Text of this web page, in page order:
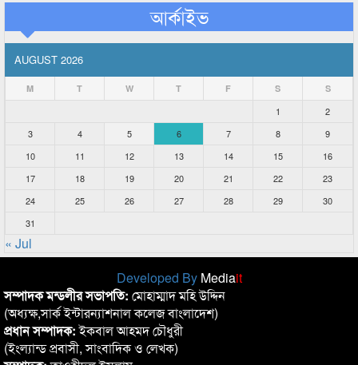
আর্কাইভ
AUGUST 2026
M T W T F S S
1
2
3
4 5 6 7 8
9
10
11 12 13 14 15
16
17
18 19 20 21 22
23
24
25 26 27 28 29
30
31
« Jul
Developed By Mediait
সম্পাদক মন্ডলীর সভাপতি: মোহাম্মাদ মহি উদ্দিন
(অধ্যক্ষ,সার্ক ইন্টারন্যাশনাল কলেজ বাংলাদেশ)
প্রধান সম্পাদক:ইকবাল আহমদ চৌধুরী
(ইংল্যান্ড প্রবাসী, সাংবাদিক ও লেখক)